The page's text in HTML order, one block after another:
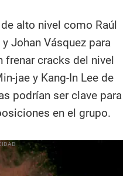
alto nivel como Raúl
Johan Vásquez para
frenar cracks del nivel
jae y Kang-In Lee de
podrían ser clave para
en el grupo.